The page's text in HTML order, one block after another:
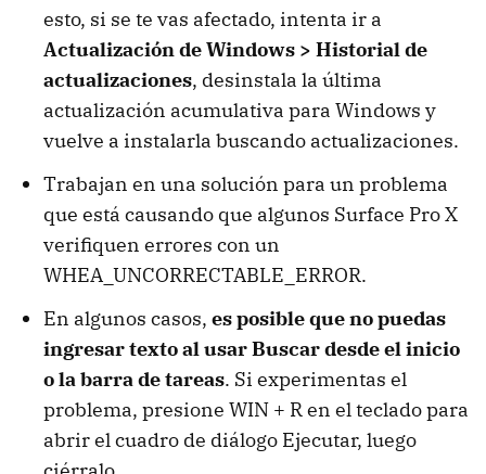
esto, si se te vas afectado, intenta ir a
Actualización de Windows > Historial de
actualizaciones, desinstala la última
actualización acumulativa para Windows y
vuelve a instalarla buscando actualizaciones.
Trabajan en una solución para un problema
que está causando que algunos Surface Pro X
verifiquen errores con un
WHEA_UNCORRECTABLE_ERROR.
En algunos casos, es posible que no puedas
ingresar texto al usar Buscar desde el inicio
o la barra de tareas. Si experimentas el
problema, presione WIN + R en el teclado para
abrir el cuadro de diálogo Ejecutar, luego